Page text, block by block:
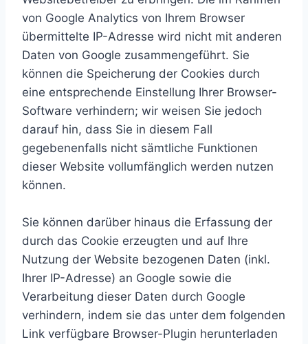
von Google Analytics von Ihrem Browser
übermittelte IP-Adresse wird nicht mit anderen
Daten von Google zusammengeführt. Sie
können die Speicherung der Cookies durch
eine entsprechende Einstellung Ihrer Browser-
Software verhindern; wir weisen Sie jedoch
darauf hin, dass Sie in diesem Fall
gegebenenfalls nicht sämtliche Funktionen
dieser Website vollumfänglich werden nutzen
können.
Sie können darüber hinaus die Erfassung der
durch das Cookie erzeugten und auf Ihre
Nutzung der Website bezogenen Daten (inkl.
Ihrer IP-Adresse) an Google sowie die
Verarbeitung dieser Daten durch Google
verhindern, indem sie das unter dem folgenden
Link verfügbare Browser-Plugin herunterladen